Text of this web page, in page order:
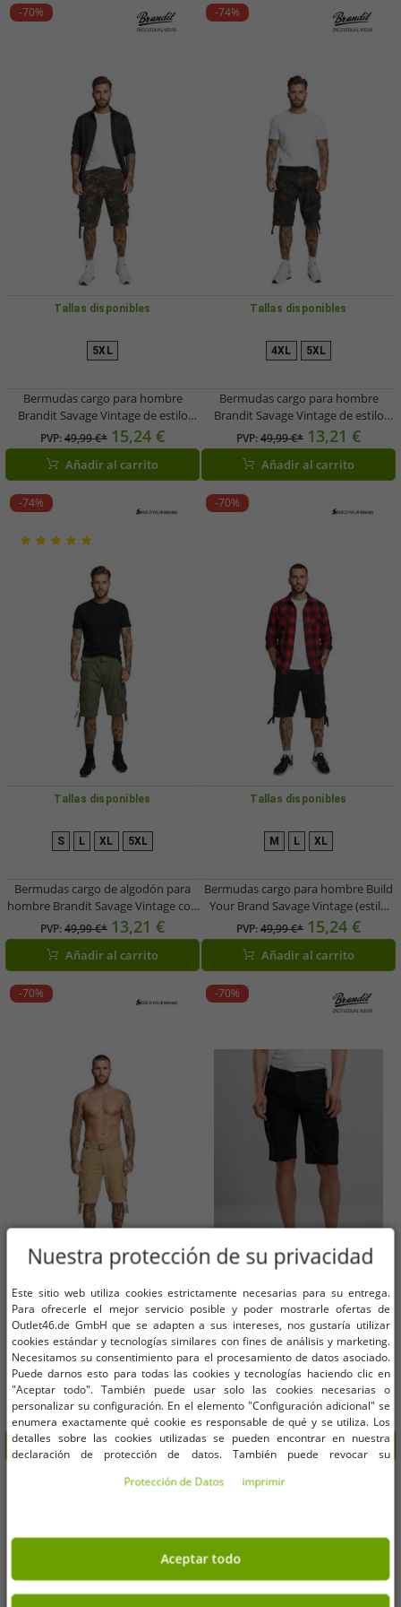
-70%
Tallas disponibles
5XL
Bermudas cargo para hombre
Brandit Savage Vintage de estilo
robusto (cinturón incluido) –
Modelo B2001-00992, verde
camuflaje
PVP:49,99 €* 15,24 €
Añadir al carrito
-74%
Tallas disponibles
4XL 5XL
Bermudas cargo para hombre
Brandit Savage Vintage de estilo
robusto (cinturón incluido) –
Bermudas de algodón B2001-00707
– Camuflaje verde oscuro
PVP:49,99 €* 13,21 €
Añadir al carrito
-74%
Tallas disponibles
S L XL 5XL
Bermudas cargo de algodón para
hombre Brandit Savage Vintage con
cinturón – Estilo desgastado –
B2001-00176 Verde oliva
PVP:49,99 €* 13,21 €
Añadir al carrito
-70%
Tallas disponibles
M L XL
Bermudas cargo para hombre Build
Your Brand Savage Vintage (estilo
robusto) con cinturón – Algodón
B2001-00007 Negro
PVP:49,99 €* 15,24 €
Añadir al carrito
-70%
Tallas disponibles
S M XL XXL 3XL 5XL
Pantalones cortos tipo cargo para
hombre Build Your Brand Savage
Vintage (cinturón incluido) –
Bermudas de algodón B2001-00003
Beige
PVP:49,99 €* 15,24 €
Añadir al carrito
-70%
Tallas disponibles
XS S M L XL
Pantalones cortos casuales para
hombre de la marca Brandit, con
bolsillos con cremallera, de algodón,
color negro.
PVP:39,99 €* 12,19 €
Añadir al carrito
-75%
Nuestra protección de su privacidad
Este sitio web utiliza cookies estrictamente necesarias para su entrega.
Para ofrecerle el mejor servicio posible y poder mostrarle ofertas de
Outlet46.de GmbH que se adapten a sus intereses, nos gustaría utilizar
cookies estándar y tecnologías similares con fines de análisis y marketing.
Necesitamos su consentimiento para el procesamiento de datos asociado.
Puede darnos esto para todas las cookies y tecnologías haciendo clic en
"Aceptar todo". También puede usar solo las cookies necesarias o
personalizar su configuración. En el elemento "Configuración adicional" se
enumera exactamente qué cookie es responsable de qué y se utiliza. Los
detalles sobre las cookies utilizadas se pueden encontrar en nuestra
declaración de protección de datos. También puede revocar su
encontrar en la impresión.Protección de Datos imprimir
Aceptar todo